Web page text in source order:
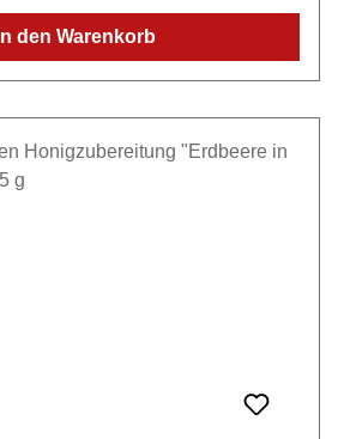
In den Warenkorb